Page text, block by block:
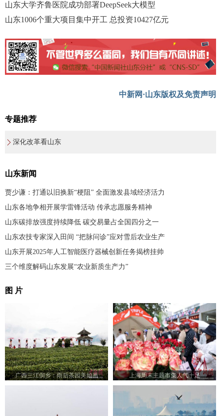
山东大学齐鲁医院成功部署DeepSeek大模型
山东1006个重大项目集中开工 总投资10427亿元
中新网·山东版权及免责声明
专题推荐
深化改革看山东
山东新闻
贾少谦：打通以旧换新“梗阻” 全面激发县域经济活力
山东各地争相开展学雷锋活动 传承志愿服务精神
山东碳排放强度持续降低 碳交易量占全国四分之一
山东农技专家深入田间 “把脉问诊”应对雪后农业生产
山东开展2025年人工智能医疗器械创新任务揭榜挂帅
三个维度解码山东发展“农业新质生产力”
图 片
广西三江侗乡：雨后茶园美如画 上海周末主题市集人气十足